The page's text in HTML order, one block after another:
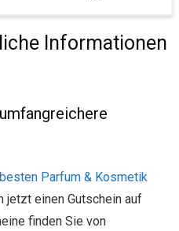
Informationen
Parfum & Kosmetik
jetzt einen Gutschein auf
finden Sie von